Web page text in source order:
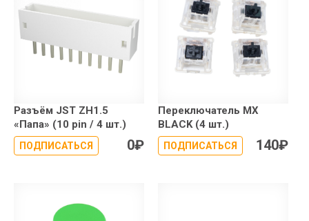
Разъём JST ZH1.5
«Папа» (10 pin / 4 шт.)
ПОДПИСАТЬСЯ 0₽
Переключатель MX
BLACK (4 шт.)
ПОДПИСАТЬСЯ 140₽